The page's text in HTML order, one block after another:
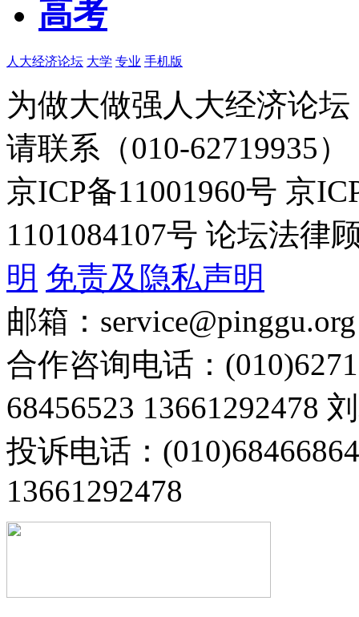
高考
人大经济论坛 大学 专业 手机版
为做大做强人大经济论
请联系（010-62719935）
京ICP备11001960号 京
1101084107号 论坛法律
明 免责及隐私声明
邮箱：service@pinggu.org
合作咨询电话：
68456523 13661292478
投诉电话：
13661292478